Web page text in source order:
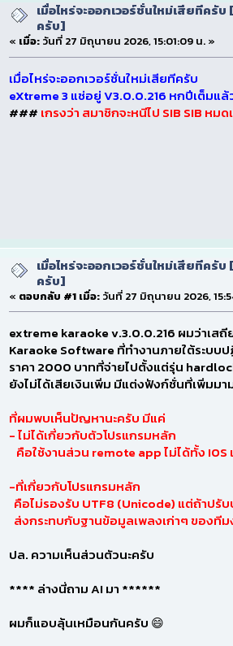
เมื่อไหร่จะออกเวอร์ชั่นใหม่เสียทีครั
ครับ]
« เมื่อ: วันที่ 27 มิถุนายน 2026, 15:01:09 น. »
เมื่อไหร่จะออกเวอร์ชั่นใหม่เสียทีครับ
eXtreme 3 แช่อยู่ V3.0.0.216 หกปีเต็มแล้
### เกรงว่า สมาชิกจะหนีไป SIB SIB หม
เมื่อไหร่จะออกเวอร์ชั่นใหม่เสียทีครั
ครับ]
« ตอบกลับ #1 เมื่อ: วันที่ 27 มิถุนายน 2026,
extreme karaoke v.3.0.0.216 ผมว่าเส
Karaoke Software ที่ทำงานภายใต้ระบบ
ราคา 2000 บาทที่จ่ายไปตั้งแต่รุ่น
ยังไม่ได้เสียเงินเพิ่ม มีแต่งฟังก์ชั่นที่เพิ่มม
ที่ผมพบเห็นปัญหานะครับ มีแค่
- ไม่ได้เกี่ยวกับตัวโปรแกรมหลัก
คือใช้งานส่วน remote app ไม่ได้ทั้ง IOS
-ที่เกี่ยวกับโปรแกรมหลัก
คือไม่รองรับ UTF8 (Unicode) แต่ถ้าปรับ
ส่งกระทบกับฐานข้อมูลเพลงเก่าๆ ของทีม
ปล. ความเห็นส่วนตัวนะครับ
**** ล่างนี่ถาม AI มา ******
ผมก็แอบลุ้นเหมือนกันครับ 😄